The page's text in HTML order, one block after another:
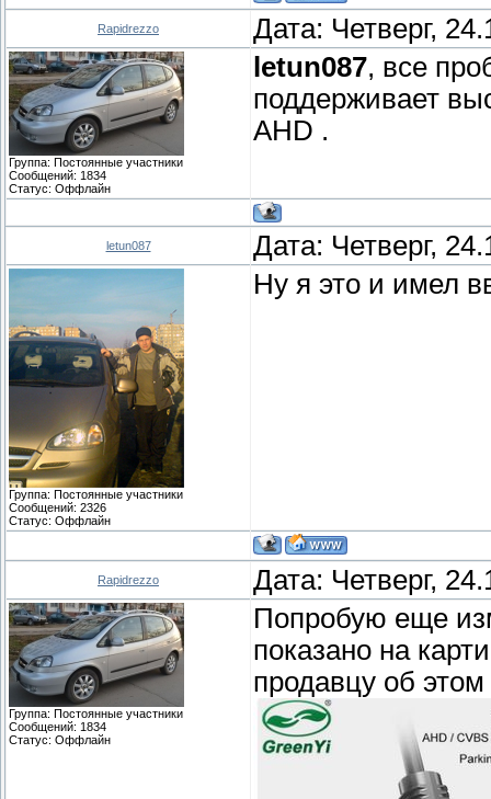
Rapidrezzo Дата: Четверг,
Группа: Постоянные участники
Сообщений: 1834
Статус: Оффлайн
letun087, все
поддерживает
AHD .
letun087 Дата: Четверг,
Группа: Постоянные участники
Сообщений: 2326
Статус: Оффлайн
Ну я это и имел
Rapidrezzo Дата: Четверг,
Группа: Постоянные участники
Сообщений: 1834
Статус: Оффлайн
Попробую еще
показано на
продавцу об